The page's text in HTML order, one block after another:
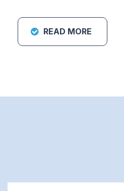
READ MORE